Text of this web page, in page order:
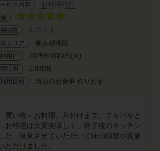
ビス内容 お料理代行
頻度
スポット
エリア 東京都港区
用日 2025年9月9日(火)
時間 3.0時間
用目的 当日のお食事 作りおき
買い物～お料理、片付けまで、テキパキと
お料理は大変美味しく、終了後のキッチン
た。味見させていただいて味の調整や変更
ただけました。